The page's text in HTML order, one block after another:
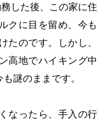
した後、この家に住
クに目を留め、今も
たのです。しかし、
高地でハイキング中
謎のままです。
なったら、手入の行